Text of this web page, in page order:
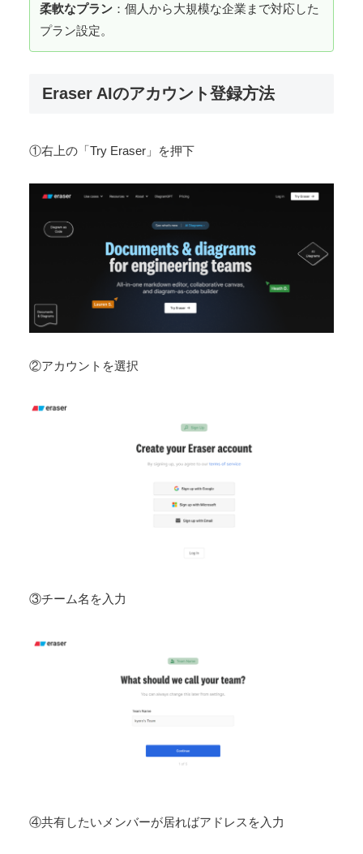
柔軟なプラン ：個人から大規模な企業まで対応した
プラン設定。
Eraser AIのアカウント登録方法
①右上の「Try Eraser」を押下
②アカウントを選択
③チーム名を入力
④共有したいメンバーが居ればアドレスを入力